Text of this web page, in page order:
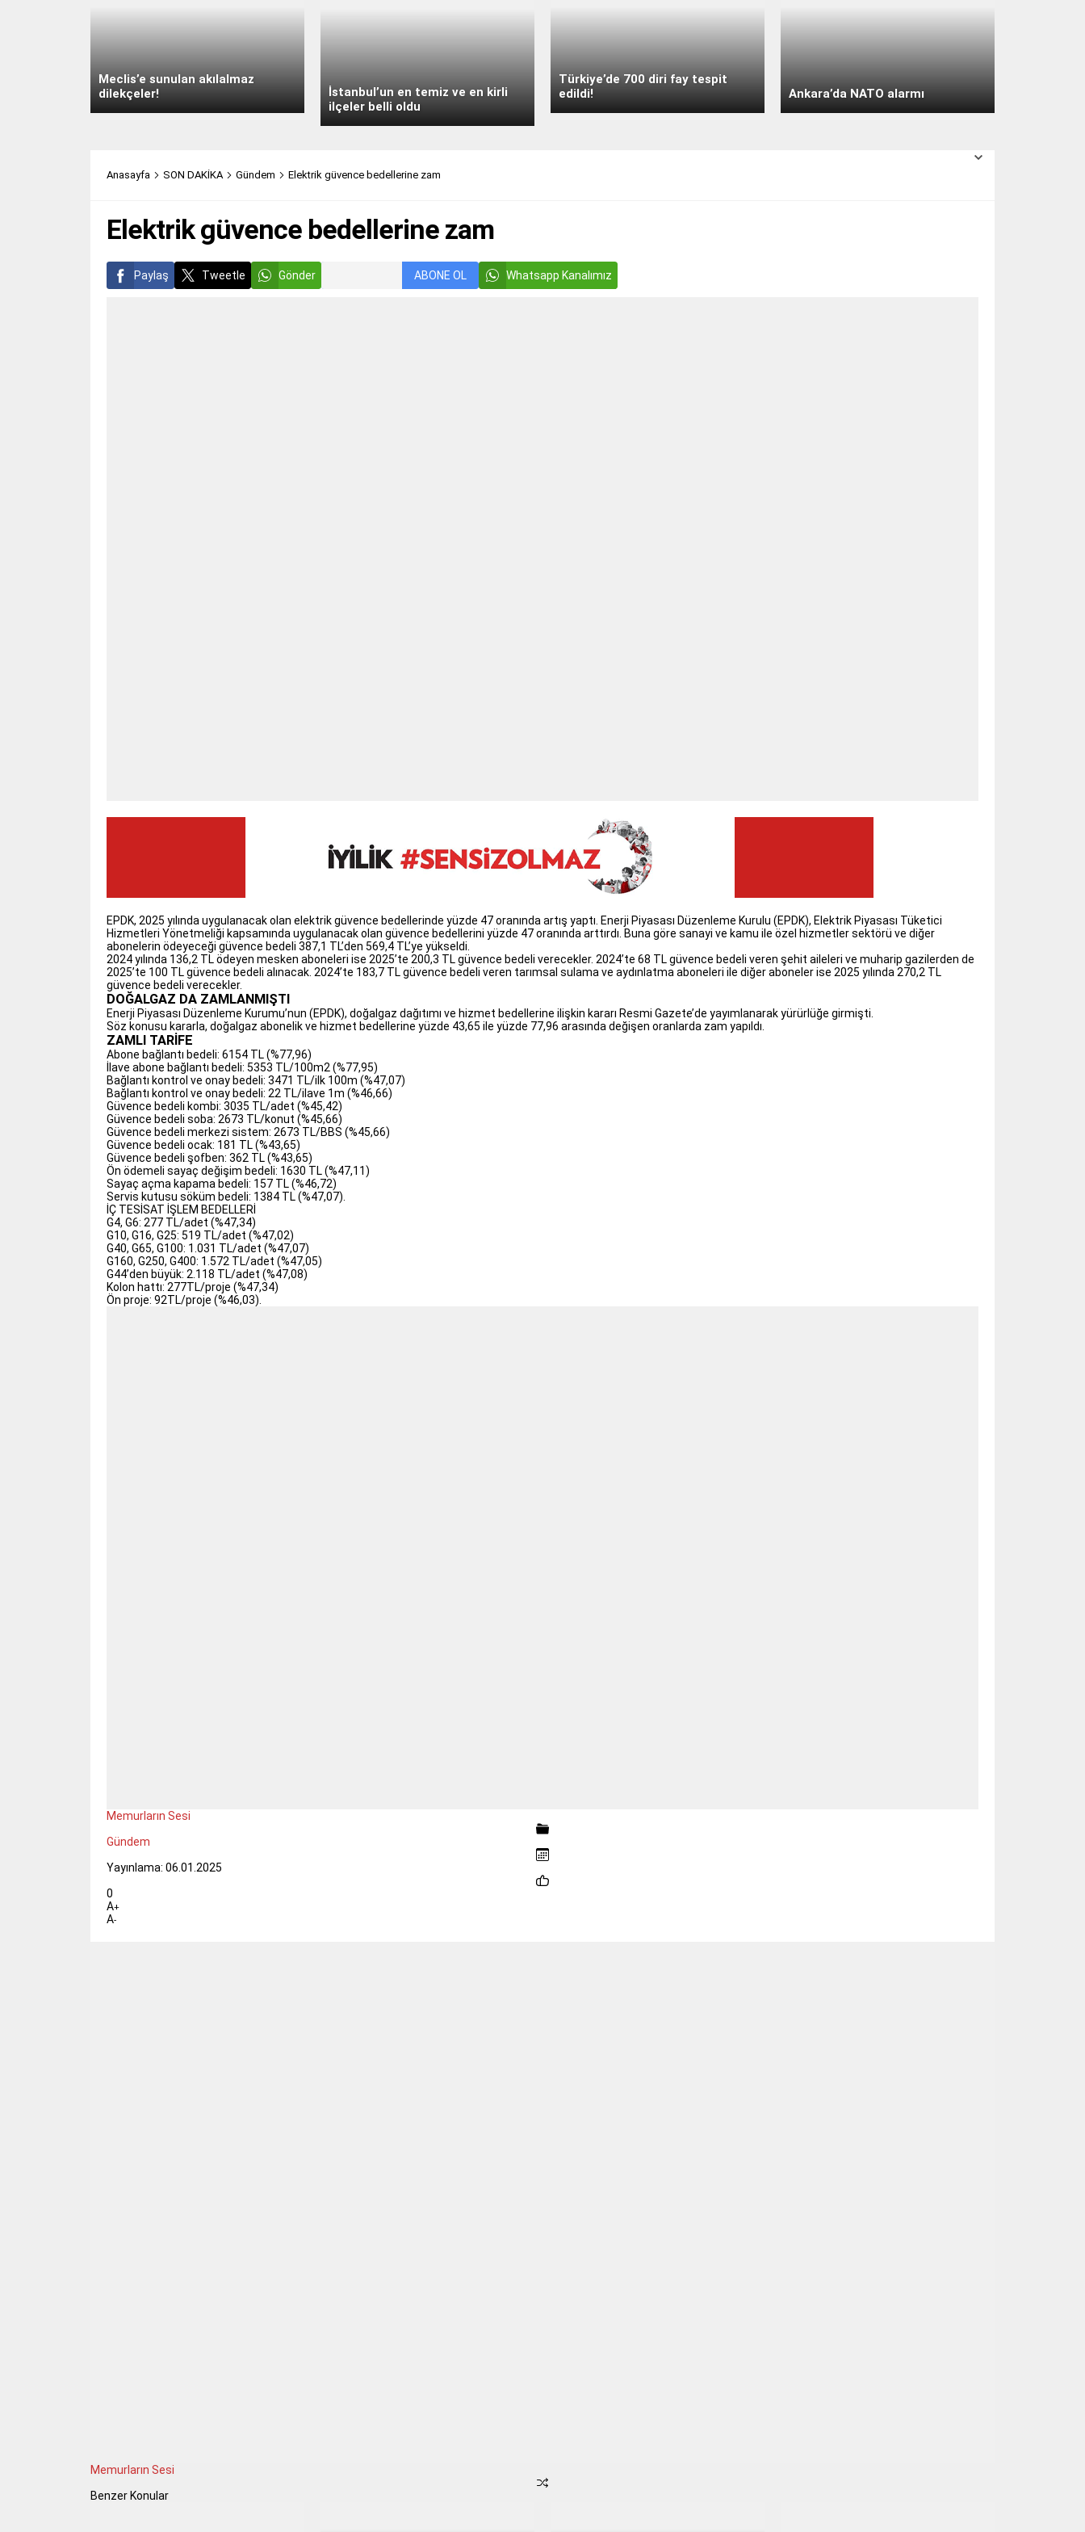
30° /
Salı
Meclis’e sunulan akılalmaz
dilekçeler!
İstanbul’un en temiz ve en kirli
ilçeler belli oldu
Türkiye’de 700 diri fay tespit
edildi!
Ankara’da NATO alarmı
Anasayfa SON DAKİKA Gündem Elektrik güvence bedellerine zam
Elektrik güvence bedellerine zam
Paylaş Tweetle Gönder ABONE OL Whatsapp Kanalımız
EPDK, 2025 yılında uygulanacak olan elektrik güvence bedellerinde yüzde 47 oranında artış yaptı. Enerji Piyasası Düzenleme Kurulu (EPDK), Elektrik Piyasası Tüketici
Hizmetleri Yönetmeliği kapsamında uygulanacak olan güvence bedellerini yüzde 47 oranında arttırdı. Buna göre sanayi ve kamu ile özel hizmetler sektörü ve diğer
abonelerin ödeyeceği güvence bedeli 387,1 TL’den 569,4 TL’ye yükseldi.
2024 yılında 136,2 TL ödeyen mesken aboneleri ise 2025’te 200,3 TL güvence bedeli verecekler. 2024’te 68 TL güvence bedeli veren şehit aileleri ve muharip gazilerden de
2025’te 100 TL güvence bedeli alınacak. 2024’te 183,7 TL güvence bedeli veren tarımsal sulama ve aydınlatma aboneleri ile diğer aboneler ise 2025 yılında 270,2 TL
güvence bedeli verecekler.
DOĞALGAZ DA ZAMLANMIŞTI
Enerji Piyasası Düzenleme Kurumu’nun (EPDK), doğalgaz dağıtımı ve hizmet bedellerine ilişkin kararı Resmi Gazete’de yayımlanarak yürürlüğe girmişti.
Söz konusu kararla, doğalgaz abonelik ve hizmet bedellerine yüzde 43,65 ile yüzde 77,96 arasında değişen oranlarda zam yapıldı.
ZAMLI TARİFE
Abone bağlantı bedeli: 6154 TL (%77,96)
İlave abone bağlantı bedeli: 5353 TL/100m2 (%77,95)
Bağlantı kontrol ve onay bedeli: 3471 TL/ilk 100m (%47,07)
Bağlantı kontrol ve onay bedeli: 22 TL/ilave 1m (%46,66)
Güvence bedeli kombi: 3035 TL/adet (%45,42)
Güvence bedeli soba: 2673 TL/konut (%45,66)
Güvence bedeli merkezi sistem: 2673 TL/BBS (%45,66)
Güvence bedeli ocak: 181 TL (%43,65)
Güvence bedeli şofben: 362 TL (%43,65)
Ön ödemeli sayaç değişim bedeli: 1630 TL (%47,11)
Sayaç açma kapama bedeli: 157 TL (%46,72)
Servis kutusu söküm bedeli: 1384 TL (%47,07).
İÇ TESİSAT İŞLEM BEDELLERİ
G4, G6: 277 TL/adet (%47,34)
G10, G16, G25: 519 TL/adet (%47,02)
G40, G65, G100: 1.031 TL/adet (%47,07)
G160, G250, G400: 1.572 TL/adet (%47,05)
G44’den büyük: 2.118 TL/adet (%47,08)
Kolon hattı: 277TL/proje (%47,34)
Ön proje: 92TL/proje (%46,03).
Memurların Sesi
Gündem
Yayınlama: 06.01.2025
0
A+
A-
Memurların Sesi
Benzer Konular